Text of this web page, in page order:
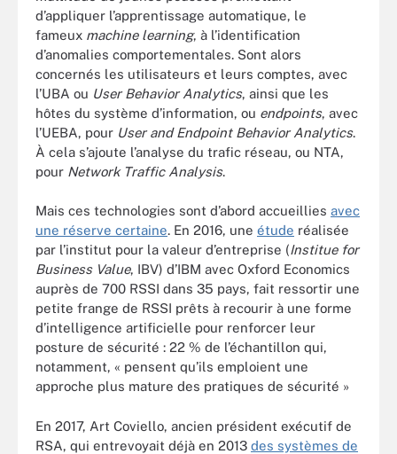
d’appliquer l’apprentissage automatique, le
fameux machine learning, à l’identification
d’anomalies comportementales. Sont alors
concernés les utilisateurs et leurs comptes, avec
l’UBA ou User Behavior Analytics, ainsi que les
hôtes du système d’information, ou endpoints, avec
l’UEBA, pour User and Endpoint Behavior Analytics.
À cela s’ajoute l’analyse du trafic réseau, ou NTA,
pour Network Traffic Analysis.
Mais ces technologies sont d’abord accueillies avec
une réserve certaine. En 2016, une étude réalisée
par l’institut pour la valeur d’entreprise (Institue for
Business Value, IBV) d’IBM avec Oxford Economics
auprès de 700 RSSI dans 35 pays, fait ressortir une
petite frange de RSSI prêts à recourir à une forme
d’intelligence artificielle pour renforcer leur
posture de sécurité : 22 % de l’échantillon qui,
notamment, « pensent qu’ils emploient une
approche plus mature des pratiques de sécurité »
En 2017, Art Coviello, ancien président exécutif de
RSA, qui entrevoyait déjà en 2013 des systèmes de